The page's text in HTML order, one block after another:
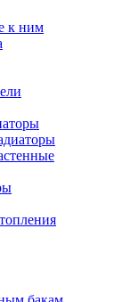
к ним